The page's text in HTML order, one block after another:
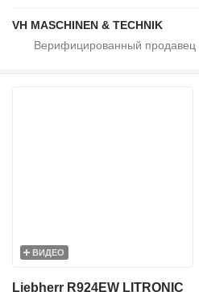
VH MASCHINEN & TECHNIK
ВИДЕО
Liebherr R924EW LITRONIC